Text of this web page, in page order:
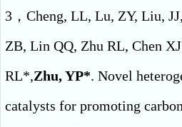
3，Cheng, LL, Lu, ZY, Liu,
ZB, Lin QQ, Zhu RL, Chen
RL*,Zhu, YP*. Novel
catalysts for promoting